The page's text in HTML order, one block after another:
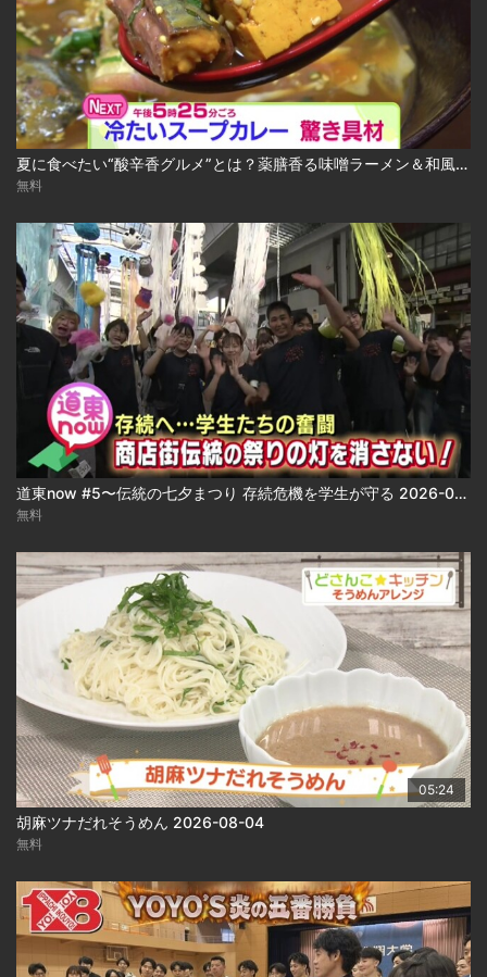
夏に食べたい“酸辛香グルメ”とは？薬膳香る味噌ラーメン＆和風冷やしスープカレー 2026-08-04
無料
道東now #5〜伝統の七夕まつり 存続危機を学生が守る 2026-08-04
無料
05:24
胡麻ツナだれそうめん 2026-08-04
無料